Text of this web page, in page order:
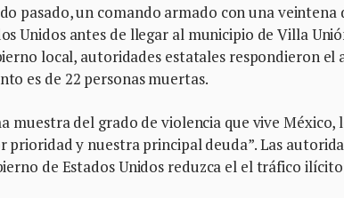
pasado, un comando armado con una
Unidos antes de llegar al municipio de Villa
local, autoridades estatales respondieron el
es de 22 personas muertas.
muestra del grado de violencia que vive
prioridad y nuestra principal deuda”. Las
de Estados Unidos reduzca el el tráfico